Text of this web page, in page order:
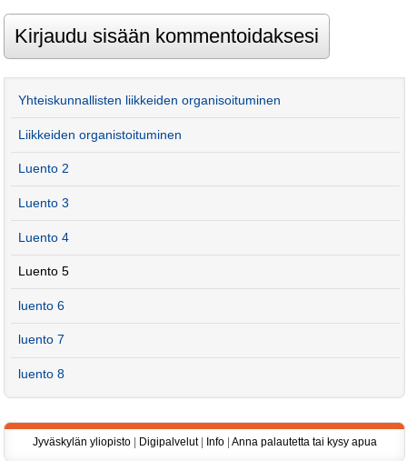
Yhteiskunnallisten liikkeiden organisoituminen
Liikkeiden organistoituminen
Luento 2
Luento 3
Luento 4
Luento 5
luento 6
luento 7
luento 8
Jyväskylän yliopisto| Digipalvelut| Info| Anna palautetta tai kysy apua